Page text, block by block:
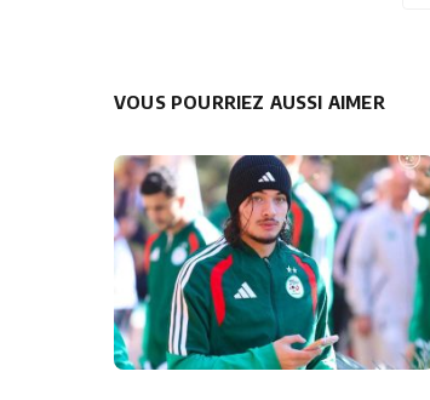
VOUS POURRIEZ AUSSI AIMER